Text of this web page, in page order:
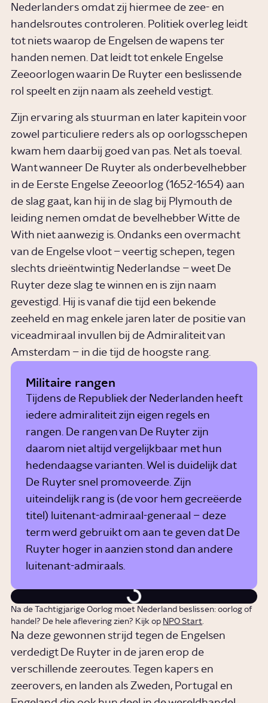
Nederlanders omdat zij hiermee de zee- en
handelsroutes controleren. Politiek overleg leidt
tot niets waarop de Engelsen de wapens ter
handen nemen. Dat leidt tot enkele Engelse
Zeeoorlogen waarin De Ruyter een beslissende
rol speelt en zijn naam als zeeheld vestigt.
Zijn ervaring als stuurman en later kapitein voor
zowel particuliere reders als op oorlogsschepen
kwam hem daarbij goed van pas. Net als toeval.
Want wanneer De Ruyter als onderbevelhebber
in de Eerste Engelse Zeeoorlog (1652-1654) aan
de slag gaat, kan hij in de slag bij Plymouth de
leiding nemen omdat de bevelhebber Witte de
With niet aanwezig is. Ondanks een overmacht
van de Engelse vloot – veertig schepen, tegen
slechts drieëntwintig Nederlandse – weet De
Ruyter deze slag te winnen en is zijn naam
gevestigd. Hij is vanaf die tijd een bekende
zeeheld en mag enkele jaren later de positie van
viceadmiraal invullen bij de Admiraliteit van
Amsterdam – in die tijd de hoogste rang.
Militaire rangen
Tijdens de Republiek der Nederlanden heeft
iedere admiraliteit zijn eigen regels en
rangen. De rangen van De Ruyter zijn
daarom niet altijd vergelijkbaar met hun
hedendaagse varianten. Wel is duidelijk dat
De Ruyter snel promoveerde. Zijn
uiteindelijk rang is (de voor hem gecreëerde
titel) luitenant-admiraal-generaal – deze
term werd gebruikt om aan te geven dat De
Ruyter hoger in aanzien stond dan andere
luitenant-admiraals.
Na de Tachtigjarige Oorlog moet Nederland beslissen: oorlog of
handel? De hele aflevering zien? Kijk op NPO Start.
Na deze gewonnen strijd tegen de Engelsen
verdedigt De Ruyter in de jaren erop de
verschillende zeeroutes. Tegen kapers en
zeerovers, en landen als Zweden, Portugal en